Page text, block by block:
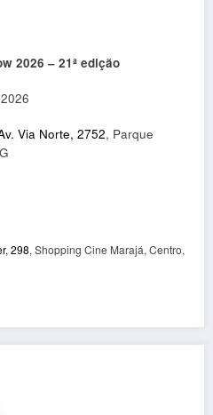
2026 – 21ª edição
Via Norte, 2752, Parque
298, Shopping Cine Marajá, Centro,